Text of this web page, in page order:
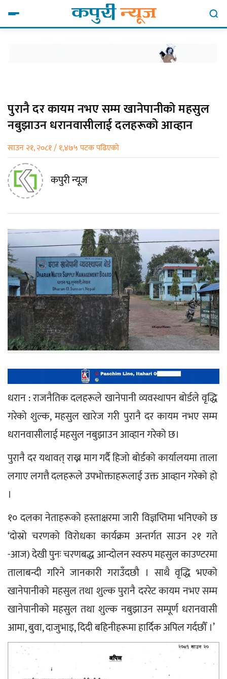
पुरानै दर कायम नभए सम्म खानेपानीको महसुल
नबुझाउन धरानवासीलाई दलहरूको आव्हान
साउन २१, २०८१ / १,४७५ पटक पढिएको
कपुरी न्यूज
धरान : राजनैतिक दलहरूले खानेपानी व्यवस्थापन बोर्डले वृद्धि
गरेको शुल्क, महसुल खारेज गरी पुरानै दर कायम नभए सम्म
धरानवासीलाई महसुल नबुझाउन आव्हान गरेको छ।
पुरानै दर यथावत् राख्न माग गर्दै हिजो बोर्डको कार्यालयमा ताला
लगाए लगत्तै दलहरूले उपभोक्ताहरूलाई उक्त आव्हान गरेको हो
।
१० दलका नेताहरूको हस्ताक्षरमा जारी विज्ञप्तिमा भनिएको छ
‘दोस्रो चरणको विरोधका कार्यक्रम अन्तर्गत साउन २१ गते
-आज) देखी पुनः चरणबद्ध आन्दोलन स्वरुप महसुल काउण्टरमा
तालाबन्दी गरिने जानकारी गराउँदछौ । साथै वृद्धि भएको
खानेपानीको महसुल तथा शुल्क पुरानै दररेट कायम नभए सम्म
खानेपानीको महसुल तथा शुल्क नबुझाउन सम्पूर्ण धरानवासी
आमा, बुवा, दाजुभाइ, दिदी बहिनीहरूमा हार्दिक अपिल गर्दछौँ ।’